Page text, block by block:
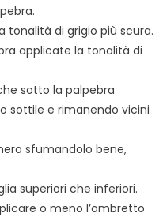
tonalità di grigio più scura.
applicate la tonalità di
sotto la palpebra
sottile e rimanendo vicini
sfumandolo bene,
superiori che inferiori.
o meno l’ombretto